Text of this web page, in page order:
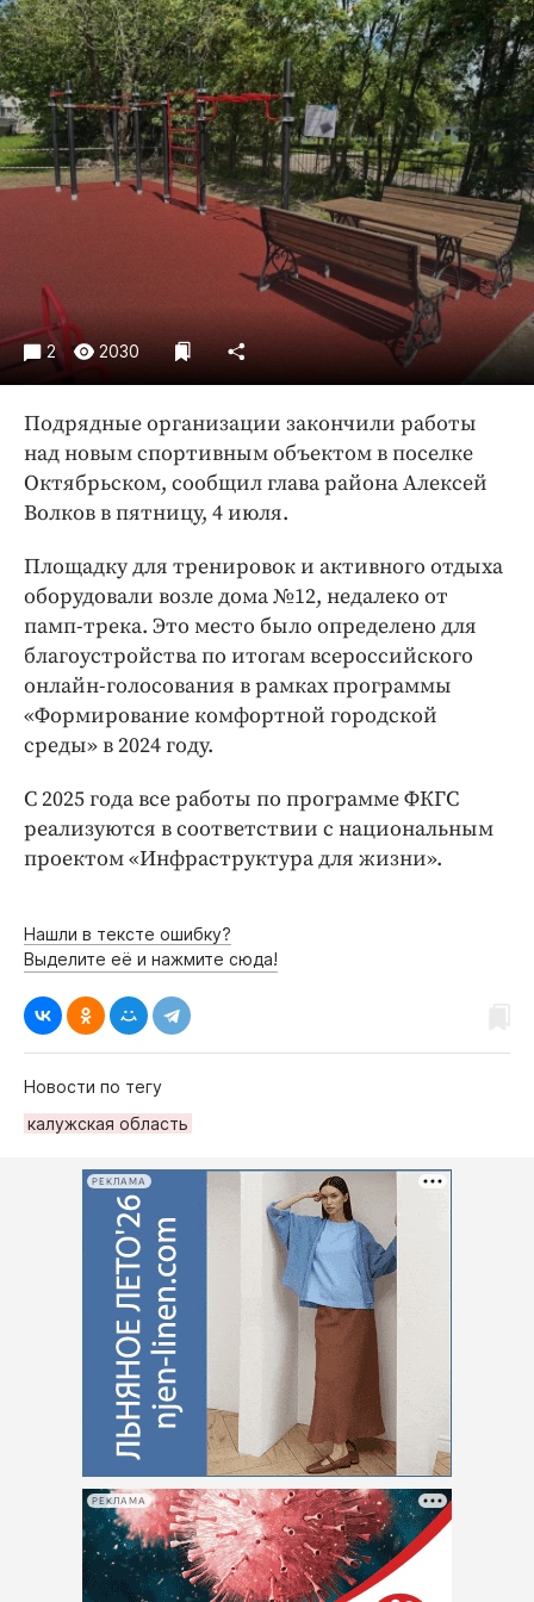
Криминал
Культура
Недвижимость и ЖКХ
Образование
Общество
Погода
Экономика и бизнес
ПРОЕКТЫ
Блоги
Издания
Медиаперсона
Клиника года
Бренд года
Работодатель года
2 2030
Подрядные организации закончили работы
над новым спортивным объектом в поселке
Октябрьском, сообщил глава района Алексей
Волков в пятницу, 4 июля.
Площадку для тренировок и активного отдыха
оборудовали возле дома №12, недалеко от
памп-трека. Это место было определено для
благоустройства по итогам всероссийского
онлайн-голосования в рамках программы
«Формирование комфортной городской
среды» в 2024 году.
С 2025 года все работы по программе ФКГС
реализуются в соответствии с национальным
проектом «Инфраструктура для жизни».
Нашли в тексте ошибку?
Выделите её и нажмите сюда!
Новости по тегу
калужская область
РЕКЛАМА
РЕКЛАМА